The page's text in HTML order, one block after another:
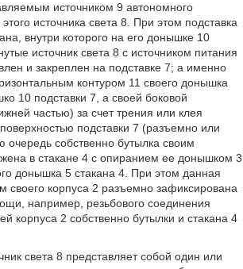
источником 9 автономного
источника света 8. При этом подставка
внутри которого на его донышке 10
источник света 8 с источником питания
и закреплен на подставке 7; а именно
контуром 11 своего донышка
10 подставки 7, а своей боковой
частью) за счет трения или клея
подставки 7 (разъемно или
собственно бутылка своим
в стакане 4 с опиранием ее донышком 3
донышка 5 стакана 4. При этом данная
своего корпуса 2 разъемно зафиксирована
например, резьбового соединения
корпуса 2 собственно бутылки и стакана 4
света 8 представляет собой один или